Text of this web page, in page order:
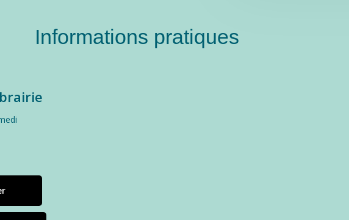
Informations pratiques